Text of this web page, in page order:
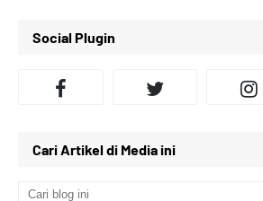
Social Plugin
Cari Artikel di Media ini